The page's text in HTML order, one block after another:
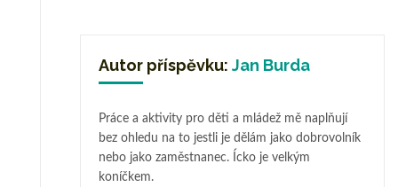
Autor příspěvku: Jan Burda
Práce a aktivity pro děti a mládež mě naplňují
bez ohledu na to jestli je dělám jako dobrovolník
nebo jako zaměstnanec. Ícko je velkým
koníčkem.